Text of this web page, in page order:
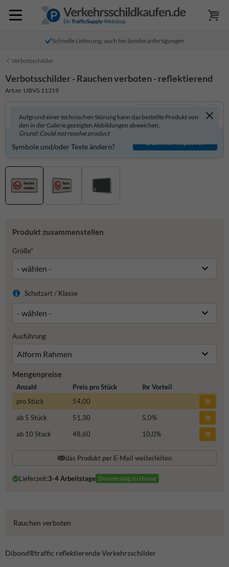
Schnelle Lieferung, auch bei Sonderanfertigungen
Verbotsschilder
Verbotsschilder - Rauchen verboten - reflektierend
Art.nr. UBVS.11319
Aufgrund einer technischen Störung kann das bestellte Produkt von
den in der Galerie gezeigten Abbildungen abweichen.
Grund: Could not resolve product
In 3D anzeigen
Produkt individuell gestalten?
Symbole und/oder Texte ändern?
Entwurf anpassen
Produkt zusammenstellen
Größe*
Schutzart / Klasse
Ausführung
Mengenpreise
Anzahl Preis pro Stück
Ihr Vorteil
pro Stück
54,00
ab 5 Stück
51,30 5,0%
ab 10 Stück
48,60 10,0%
das Produkt per E-Mail weiterleiten
Lieferzeit:3-4 Arbeitstage Donnerstag zu Hause
Rauchen verboten
Dibond®traffic reflektierende Verkehrsschilder